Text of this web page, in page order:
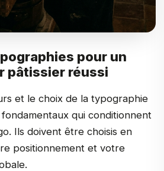
pour un
pâtissier réussi
et le choix de la typographie
qui conditionnent
Ils doivent être choisis en
positionnement et votre